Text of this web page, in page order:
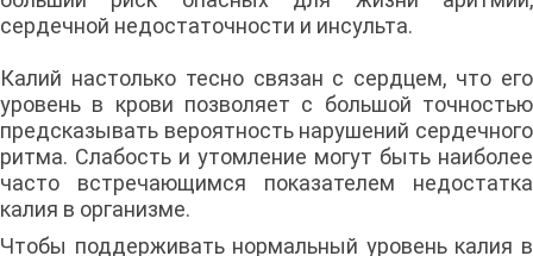
сердечной недостаточности и инсульта.
Калий настолько тесно связан с сердцем, что его
уровень в крови позволяет с большой точностью
предсказывать вероятность нарушений сердечного
ритма. Слабость и утомление могут быть наиболее
часто встречающимся показателем недостатка
калия в организме.
Чтобы поддерживать нормальный уровень калия в